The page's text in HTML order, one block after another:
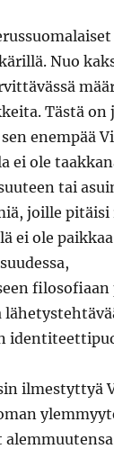
Nuo
Tästä on
enempää
ei ole
tai
joille pitäisi
ei ole
filosofiaan
ilmestyttyä